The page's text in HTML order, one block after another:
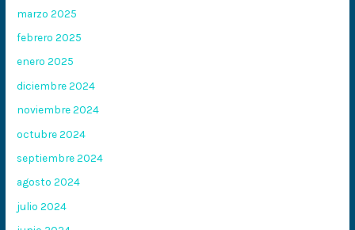
marzo 2025
febrero 2025
enero 2025
diciembre 2024
noviembre 2024
octubre 2024
septiembre 2024
agosto 2024
julio 2024